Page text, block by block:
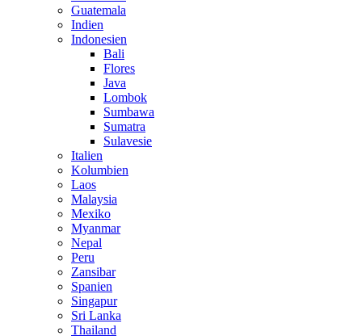
Guatemala
Indien
Indonesien
Bali
Flores
Java
Lombok
Sumbawa
Sumatra
Sulavesie
Italien
Kolumbien
Laos
Malaysia
Mexiko
Myanmar
Nepal
Peru
Zansibar
Spanien
Singapur
Sri Lanka
Thailand